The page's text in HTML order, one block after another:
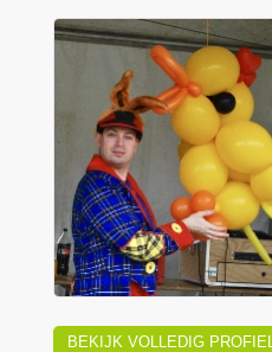
BEKIJK VOLLEDIG PROFIEL